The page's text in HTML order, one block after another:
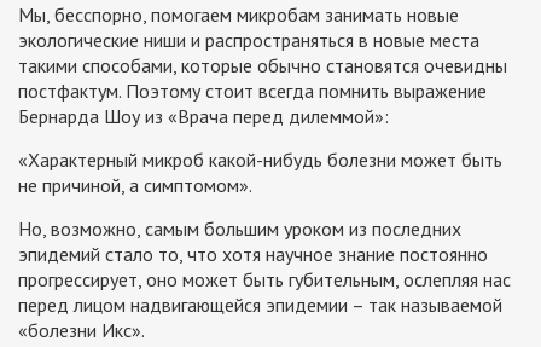
Мы, бесспорно, помогаем микробам занимать новые
экологические ниши и распространяться в новые места
такими способами, которые обычно становятся очевидны
постфактум. Поэтому стоит всегда помнить выражение
Бернарда Шоу из «Врача перед дилеммой»:
«Характерный микроб какой-нибудь болезни может быть
не причиной, а симптомом».
Но, возможно, самым большим уроком из последних
эпидемий стало то, что хотя научное знание постоянно
прогрессирует, оно может быть губительным, ослепляя нас
перед лицом надвигающейся эпидемии – так называемой
«болезни Икс».